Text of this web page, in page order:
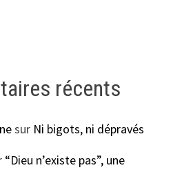
récents
sur Ni bigots, ni dépravés
“Dieu n’existe pas”, une